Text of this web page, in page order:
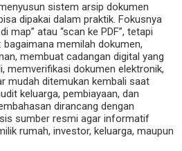
sistem arsip dokumen
dipakai dalam praktik. Fokusnya
map” atau “scan ke PDF”, tetapi
memilah dokumen,
membuat cadangan digital yang
memverifikasi dokumen elektronik,
mudah ditemukan kembali saat
keluarga, pembiayaan, dan
dirancang dengan
sumber resmi agar informatif
rumah, investor, keluarga, maupun